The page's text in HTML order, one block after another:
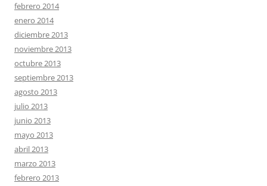
febrero 2014
enero 2014
diciembre 2013
noviembre 2013
octubre 2013
septiembre 2013
agosto 2013
julio 2013
junio 2013
mayo 2013
abril 2013
marzo 2013
febrero 2013